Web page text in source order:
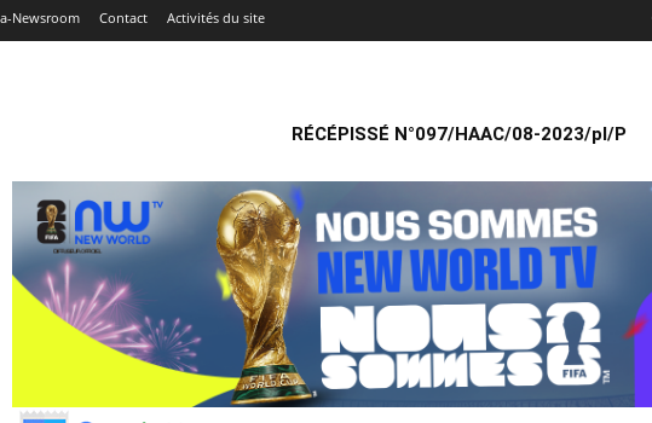
Newsroom Contact Activités du site
RÉCÉPISSÉ N°097/HAAC/08-2023/pl/P